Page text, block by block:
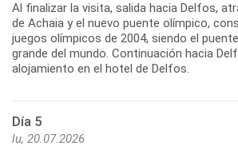
Al finalizar la visita, salida hacia Delfos,
de Achaia y el nuevo puente olímpico,
juegos olímpicos de 2004, siendo el
grande del mundo. Continuación hacia
Día 5
lu, 20.07.2026